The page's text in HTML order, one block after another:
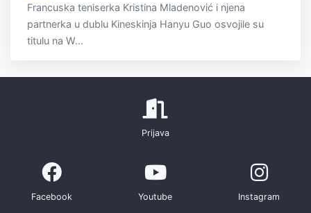
Francuska teniserka Kristina Mladenović i njena
partnerka u dublu Kineskinja Hanyu Guo osvojile su
titulu na W...
Prijava
Facebook Youtube Instagram